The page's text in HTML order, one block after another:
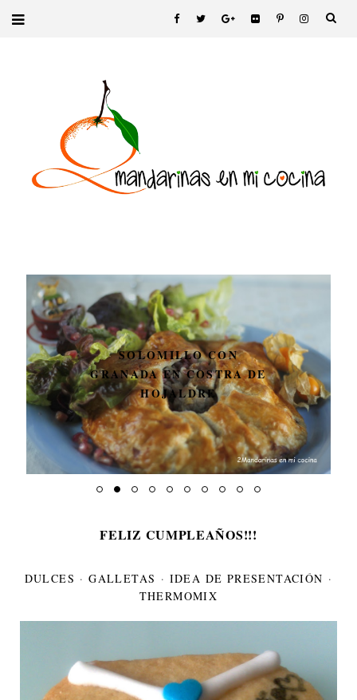
SOLOMILLO CON
GRANADA EN COSTRA DE
HOJALDRE
FELIZ CUMPLEAÑOS!!!
DULCES ·GALLETAS · IDEA DE PRESENTACIÓN ·
THERMOMIX